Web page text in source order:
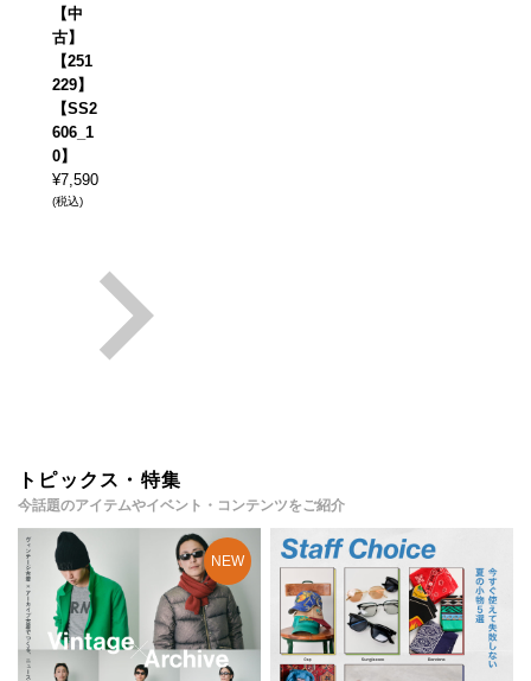
【中
古】
【251
229】
【SS2
606_1
0】
¥7,590
(税込)
トピックス・特集
今話題のアイテムやイベント・コンテンツをご紹介